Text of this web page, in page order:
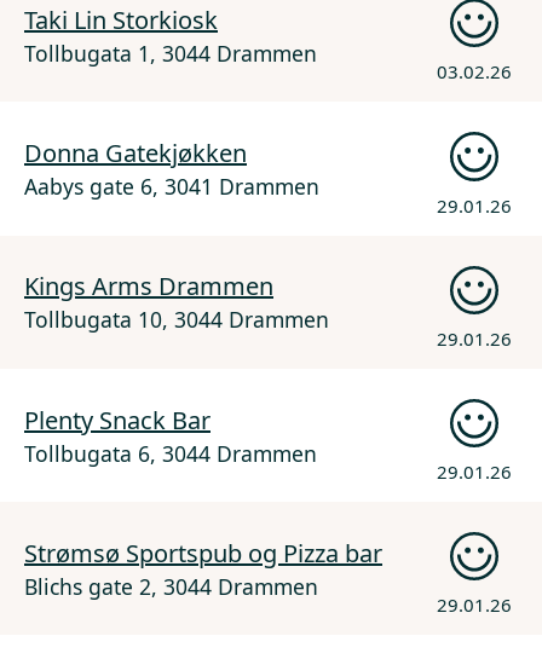
Taki Lin Storkiosk
Tollbugata 1, 3044 Drammen
03.02.26
Donna Gatekjøkken
Aabys gate 6, 3041 Drammen
29.01.26
Kings Arms Drammen
Tollbugata 10, 3044 Drammen
29.01.26
Plenty Snack Bar
Tollbugata 6, 3044 Drammen
29.01.26
Strømsø Sportspub og Pizza bar
Blichs gate 2, 3044 Drammen
29.01.26